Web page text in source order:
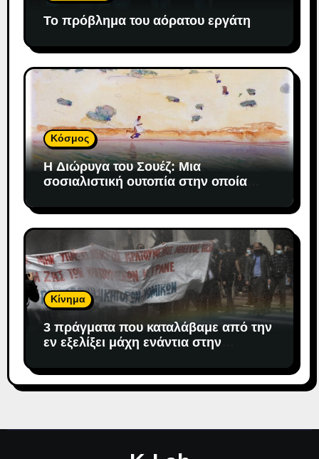
Το πρόβλημα του αόρατου εργάτη
Κόσμος
H Διώρυγα του Σουέζ: Μια
σοσιαλιστική ουτοπία στην οποία
Κίνημα
3 πράγματα που καταλάβαμε από την
εν εξελίξει μάχη ενάντια στην